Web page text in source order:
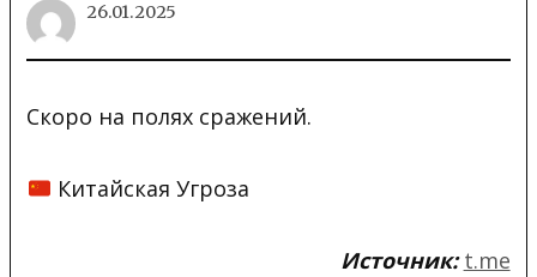
26.01.2025
Скоро на полях сражений.
Китайская Угроза
Источник: t.me